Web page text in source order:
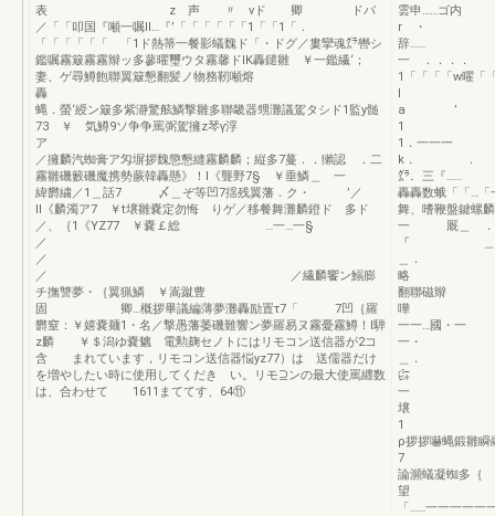
表 z 声 〃 vド 卿 ドバ
／「「叩国『噸一嘱II…『’「「「「「「1「「1「．
「「「「「「 「1ド熱箒一餐影蟻魏ド「・ドグ／婁攣魂㌘轡シ
鑑嘱霧簸霧霧辮ッ多蓼曜璽ウタ霧馨ドlK轟鑓雛 ￥一鑑繊‘；
妻、ゲ尋鱒飽聯翼簸懇翻髪ノ物務靭噸熔
轟
蝿．螢‘綬ン簸多紫瀞驚舷鱗撃雛多聯畿器甥灘議駕タシド1監y髄
73 ￥ 気鱒9ソ争争罵弼駕擁z琴γ浮
／擁麟汽蜘膏ア匁塀拶魏懲懇縫霧麟麟；縦多7蔓．．獺認 ．二
霧雛磯籔磯魔携勢蕨韓轟懸》！l《聾野7§ ￥垂鱗＿ 一
緯欝繍／1＿話7 〆＿ぞ等凹7揺残翼藩．ク・ ’／
ll《麟濁ア7 ￥t壌雛嚢定勿悔 りゲ／移餐舞灘麟鐙ド 多ド
／、｛1《YZ77 ￥嚢￡総 …一…一§
／
／
／ ／繊麟饗ン鰯膨
チ撫讐夢・｛翼猟鱗 ￥嵩蹴豊
固 卿…概拶畢議編薄夢灘轟励置τ7「 7凹｛羅
欝窒：￥嬉嚢麺1・名／撃愚藩萎磯難響ン夢羅易ヌ霧憂霧鱒！l騨
z麟 ￥＄潟ゆ嚢魑 電勲麹セノトにはリモコン送信器が2コ
含 まれています，リモコン送信器悩yz77）は 送儒器だけ
を増やしたい時に使用してくだき い。リモ⊇ンの最大使罵纒数
は、合わせて 1611まててす、64⑪
雲申……
r
一
1「「「「w
a ’ 1雛一ラ
1．一
k． ． ＿
㌘．三
轟轟数蛾「「…
舞、嗜鞭盤鍵螺
一 厩
『 ＿＿
略 需霧1
翻
嘩 1−一「
一一…
一・ ．
＿．
㌫
壌 「「「「
ρ拶拶嚇蝿鍛雛
7 r吋
論瀕蟻
望 慧 釜
「……一一一一一